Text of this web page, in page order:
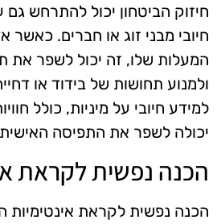
חיזוק הביטחון יכול להתרחש
חיובי מבני זוג או חברים.
המעלות שלו, זה יכול לשפר את
ולמנוע תחושות של בידוד או
למידע חיובי על מיניות, כולל
יכולה לשפר את התפיסה האישית
הכנה נפשית לקראת
הכנה נפשית לקראת אינטימיות